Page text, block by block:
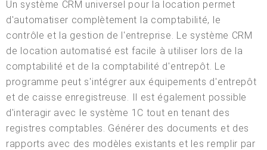
Un système CRM universel pour la location permet
d'automatiser complètement la comptabilité, le
contrôle et la gestion de l'entreprise. Le système CRM
de location automatisé est facile à utiliser lors de la
comptabilité et de la comptabilité d'entrepôt. Le
programme peut s'intégrer aux équipements d'entrepôt
et de caisse enregistreuse. Il est également possible
d'interagir avec le système 1C tout en tenant des
registres comptables. Générer des documents et des
rapports avec des modèles existants et les remplir par